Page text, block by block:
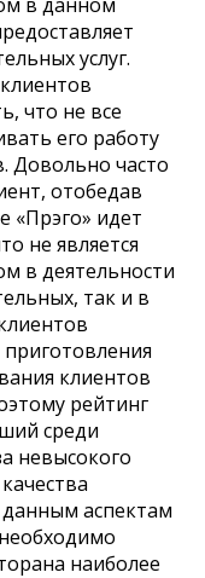
услуг.
что не все
его работу
Довольно часто
отобедав
«Прэго» идет
не является
в деятельности
так и в
приготовления
клиентов
рейтинг
среди
невысокого
аспектам
наиболее